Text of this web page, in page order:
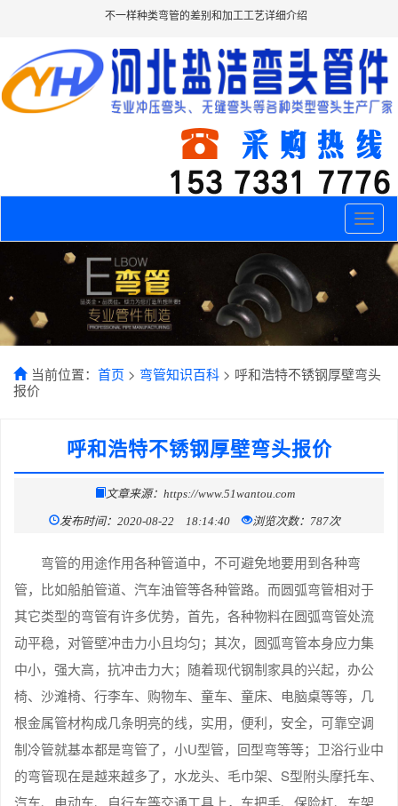
不一样种类弯管的差别和加工工艺详细介绍
Toggle
当前位置： 首页 > 弯管知识百科 > 呼和浩特不锈钢厚壁弯头
报价
呼和浩特不锈钢厚壁弯头报价
文章来源：https://www.51wantou.com
发布时间：2020-08-22 18:14:40 浏览次数：787次
弯管的用途作用各种管道中，不可避免地要用到各种弯
管，比如船舶管道、汽车油管等各种管路。而圆弧弯管相对于
其它类型的弯管有许多优势，首先，各种物料在圆弧弯管处流
动平稳，对管壁冲击力小且均匀；其次，圆弧弯管本身应力集
中小，强大高，抗冲击力大；随着现代钢制家具的兴起，办公
椅、沙滩椅、行李车、购物车、童车、童床、电脑桌等等，几
根金属管材构成几条明亮的线，实用，便利，安全，可靠空调
制冷管就基本都是弯管了，小U型管，回型弯等等；卫浴行业中
的弯管现在是越来越多了，水龙头、毛巾架、S型附头摩托车、
汽车、电动车、自行车等交通工具上，车把手、保险杠、车架